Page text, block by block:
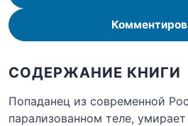
СОДЕРЖАНИЕ КНИГИ
Попаданец из современной
парализованном теле,